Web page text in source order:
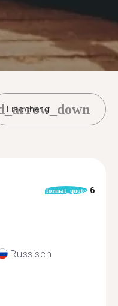
Liaocheng
format_quote 6
Russisch